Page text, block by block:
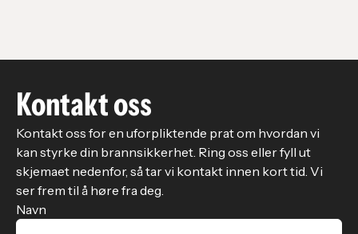
Kontakt oss
Kontakt oss for en uforpliktende prat om hvordan vi
kan styrke din brannsikkerhet. Ring oss eller fyll ut
skjemaet nedenfor, så tar vi kontakt innen kort tid. Vi
ser frem til å høre fra deg.
Navn